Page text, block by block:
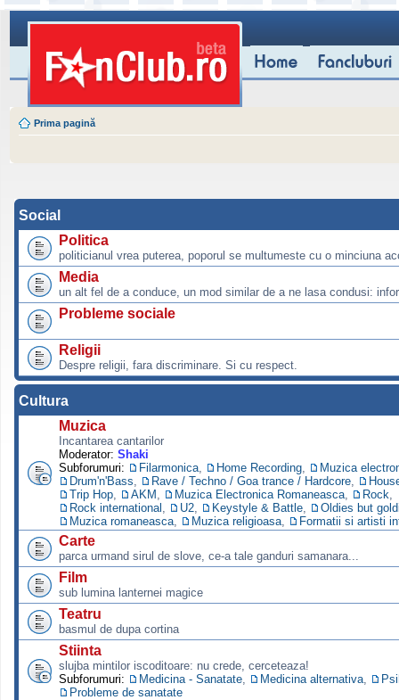
Prima pagină
Social
Politica
politicianul vrea puterea, poporul se multumeste cu o minciuna
Media
un alt fel de a conduce, un mod similar de a ne lasa condusi:
Probleme sociale
Religii
Despre religii, fara discriminare. Si cu respect.
Cultura
Muzica
Incantarea cantarilor
Moderator: Shaki
Subforumuri:
Filarmonica Home Recording
Muzica
Drum'n'Bass
Rave / Techno / Goa trance / Hardcore
Trip Hop
AKM Muzica Electronica Romaneasca Rock
Rock international
U2 Keystyle & Battle
Oldies but
Muzica romaneasca
Muzica religioasa Formatii si artisti
Carte
parca urmand sirul de slove, ce-a tale ganduri samanara...
Film
sub lumina lanternei magice
Teatru
basmul de dupa cortina
Stiinta
slujba mintilor iscoditoare: nu crede, cerceteaza!
Subforumuri:
Medicina - Sanatate Medicina alternativa
Probleme de sanatate